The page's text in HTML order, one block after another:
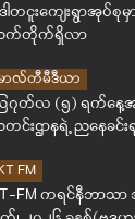
ါတငူးကျေးရွာအုပ်စု
က်တိုက်ရှိလာ
ာလ်တီမီဒီယာ
တ်လ (၅) ရက်နေ့အ
င်းဌာနရဲ့ ညနေခ
FM
FM ကရင်နီဘာ